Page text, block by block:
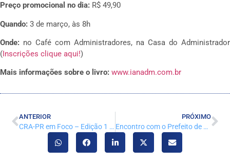
Preço promocional no dia: R$ 49,90
Quando: 3 de março, às 8h
Onde: no Café com Administradores, na Casa do Administrador
(Inscrições clique aqui!)
Mais informações sobre o livro: www.ianadm.com.br
ANTERIOR
CRA-PR em Foco – Edição 1 – Fev/26
PRÓXIMO
Encontro com o Prefeito de Curitiba lota Casa do Administrador